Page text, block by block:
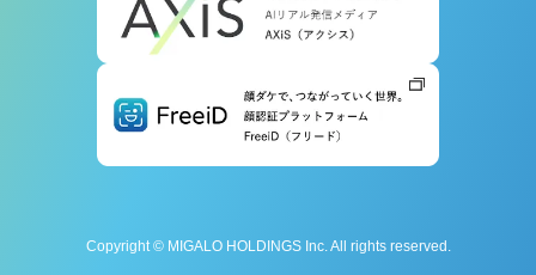
Copyright © MIGALO HOLDINGS Inc. All rights reserved.